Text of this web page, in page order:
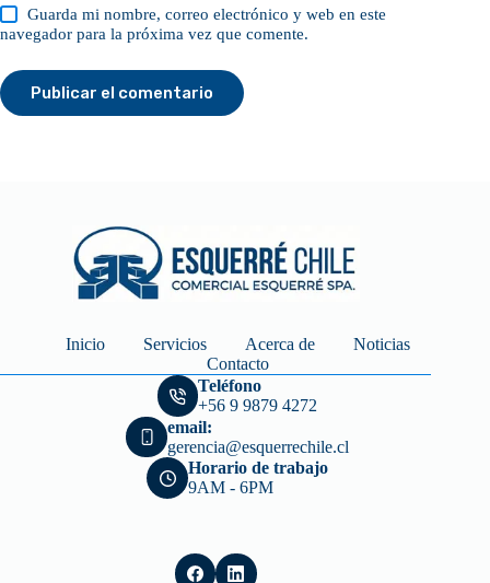
Guarda mi nombre, correo electrónico y web en este
navegador para la próxima vez que comente.
Publicar el comentario
Inicio Servicios Acerca de
Noticias
Contacto
Teléfono
+56 9 9879 4272
email:
gerencia@esquerrechile.cl
Horario de trabajo
9AM - 6PM